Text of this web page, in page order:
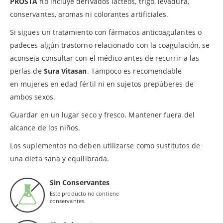
conservantes, aromas ni colorantes artificiales.
Si sigues un tratamiento con fármacos anticoagulantes o
padeces algún trastorno relacionado con la coagulación, se
aconseja consultar con el médico antes de recurrir a las
perlas de Sura Vitasan. Tampoco es recomendable
en mujeres en edad fértil ni en sujetos prepúberes de
ambos sexos.
Guardar en un lugar seco y fresco. Mantener fuera del
alcance de los niños.
Los suplementos no deben utilizarse como sustitutos de
una dieta sana y equilibrada.
Sin Conservantes
Este producto no contiene
conservantes.